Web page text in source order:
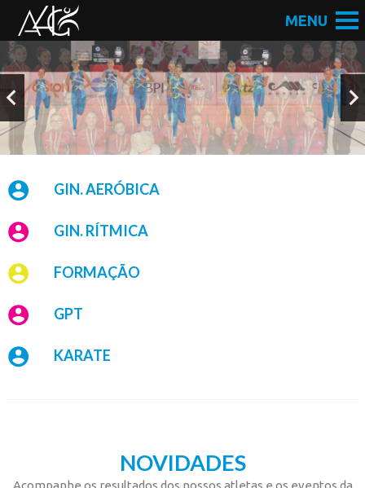
GIN. AERÓBICA
GIN. RÍTMICA
FORMAÇÃO
GPT
KARATE
NOVIDADES
Acompanhe os resultados dos nossos atletas e os eventos da